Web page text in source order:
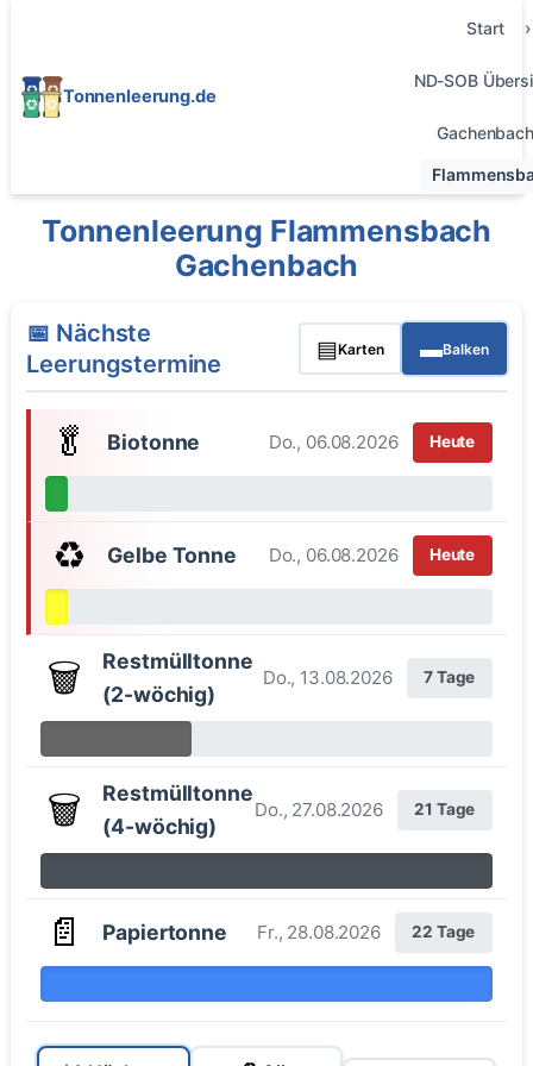
Tonnenleerung.de
Start
ND-SOB
Gachenbach
Tonnenleerung Flammensbach
Gachenbach
📅 Nächste
Leerungstermine
▤Karten ▬Balken
🥬 Biotonne Do., 06.08.2026 Heute
♻️ Gelbe Tonne Do., 06.08.2026 Heute
🗑️
Restmülltonne
(2-wöchig)
Do., 13.08.2026 7 Tage
🗑️
Restmülltonne
(4-wöchig)
Do., 27.08.2026 21 Tage
📄 Papiertonne Fr., 28.08.2026 22 Tage